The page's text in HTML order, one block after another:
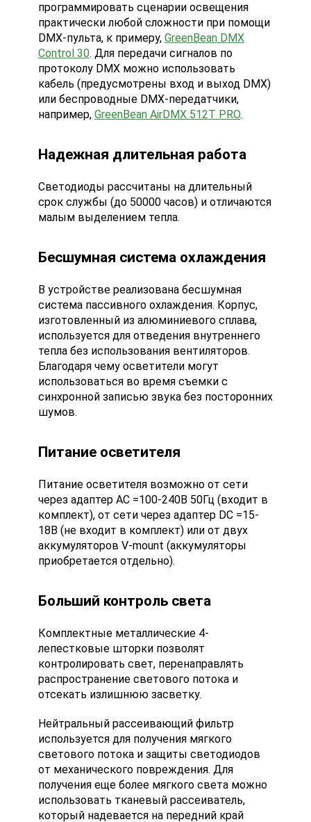
программировать сценарии освещения
практически любой сложности при помощи
DMX-пульта, к примеру, GreenBean DMX
Control 30. Для передачи сигналов по
протоколу DMX можно использовать
кабель (предусмотрены вход и выход DMX)
или беспроводные DMX-передатчики,
например, GreenBean AirDMX 512T PRO.
Надежная длительная работа
Светодиоды рассчитаны на длительный
срок службы (до 50000 часов) и отличаются
малым выделением тепла.
Бесшумная система охлаждения
В устройстве реализована бесшумная
система пассивного охлаждения. Корпус,
изготовленный из алюминиевого сплава,
используется для отведения внутреннего
тепла без использования вентиляторов.
Благодаря чему осветители могут
использоваться во время съемки с
синхронной записью звука без посторонних
шумов.
Питание осветителя
Питание осветителя возможно от сети
через адаптер AC =100-240В 50Гц (входит в
комплект), от сети через адаптер DC =15-
18В (не входит в комплект) или от двух
аккумуляторов V-mount (аккумуляторы
приобретается отдельно).
Больший контроль света
Комплектные металлические 4-
лепестковые шторки позволят
контролировать свет, перенаправлять
распространение светового потока и
отсекать излишнюю засветку.
Нейтральный рассеивающий фильтр
используется для получения мягкого
светового потока и защиты светодиодов
от механического повреждения. Для
получения еще более мягкого света можно
использовать тканевый рассеиватель,
который надевается на передний край